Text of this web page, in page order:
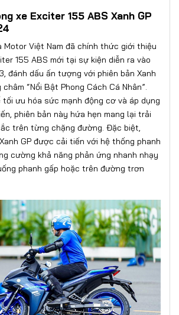
xe Exciter 155 ABS Xanh GP
Motor Việt Nam đã chính thức giới thiệu
155 ABS mới tại sự kiện diễn ra vào
đánh dấu ấn tượng với phiên bản Xanh
“Nổi Bật Phong Cách Cá Nhân”.
ưu hóa sức mạnh động cơ và áp dụng
phiên bản này hứa hẹn mang lại trải
trên từng chặng đường. Đặc biệt,
GP được cải tiến với hệ thống phanh
cường khả năng phản ứng nhanh nhạy
phanh gấp hoặc trên đường trơn